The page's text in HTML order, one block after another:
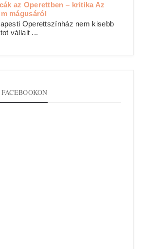
az Operettben – kritika Az
mágusáról
Operettszínház nem kisebb
vállalt ...